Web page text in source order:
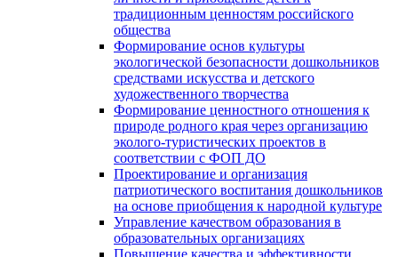
традиционным ценностям российского
общества
Формирование основ культуры
экологической безопасности дошкольников
средствами искусства и детского
художественного творчества
Формирование ценностного отношения к
природе родного края через организацию
эколого-туристических проектов в
соответствии с ФОП ДО
Проектирование и организация
патриотического воспитания дошкольников
на основе приобщения к народной культуре
Управление качеством образования в
образовательных организациях